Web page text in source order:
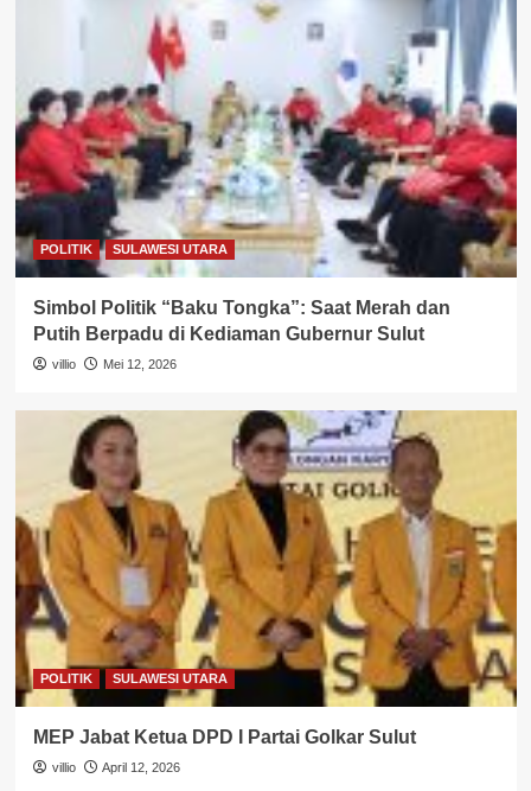
POLITIK SULAWESI UTARA
Simbol Politik “Baku Tongka”: Saat Merah dan
Putih Berpadu di Kediaman Gubernur Sulut
villio Mei 12, 2026
POLITIK SULAWESI UTARA
MEP Jabat Ketua DPD I Partai Golkar Sulut
villio April 12, 2026